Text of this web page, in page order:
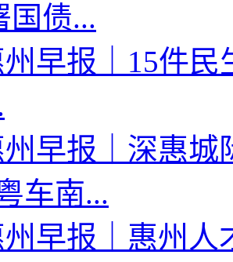
国债...
州早报｜15件
州早报｜深惠
车南...
州早报｜惠州